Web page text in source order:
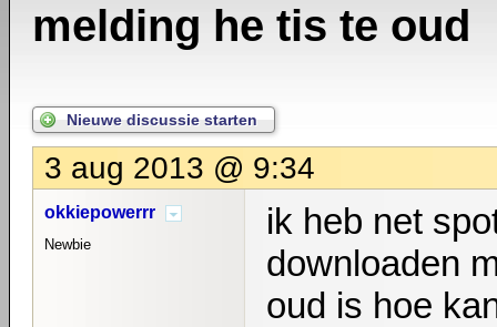
melding he tis te oud
Nieuwe discussie starten
3 aug 2013 @ 9:34
okkiepowerrr
Newbie
ik heb net
downloaden
oud is hoe